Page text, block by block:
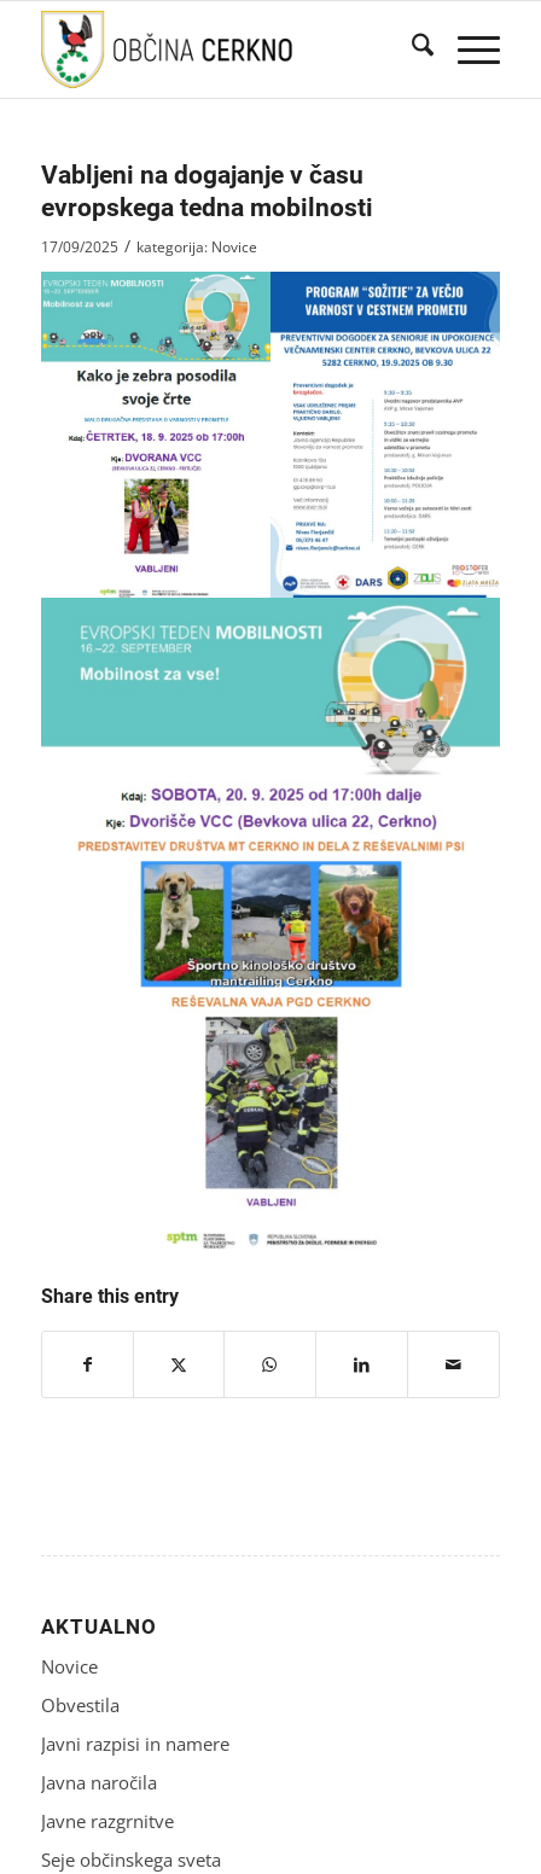
Vabljeni na dogajanje v času
evropskega tedna mobilnosti
17/09/2025 / kategorija: Novice
Share this entry
AKTUALNO
Novice
Obvestila
Javni razpisi in namere
Javna naročila
Javne razgrnitve
Seje občinskega sveta